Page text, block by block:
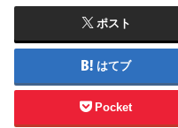
ポスト
はてブ
Pocket